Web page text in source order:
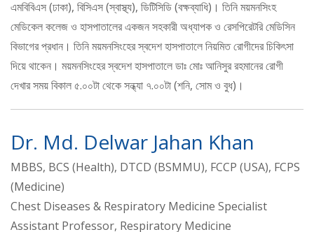
এমবিবিএস (ঢাকা), বিসিএস (স্বাস্থ্য), ডিটিসিডি (বক্ষব্যাধি)। তিনি ময়মনসিংহ
মেডিকেল কলেজ ও হাসপাতালের একজন সহকারী অধ্যাপক ও রেসপিরেটরি মেডিসিন
বিভাগের প্রধান। তিনি ময়মনসিংহের স্বদেশ হাসপাতালে নিয়মিত রোগীদের চিকিৎসা
দিয়ে থাকেন। ময়মনসিংহের স্বদেশ হাসপাতালে ডাঃ মোঃ আনিসুর রহমানের রোগী
দেখার সময় বিকাল ৫.০০টা থেকে সন্ধ্যা ৭.০০টা (শনি, সোম ও বুধ)।
Dr. Md. Delwar Jahan Khan
MBBS, BCS (Health), DTCD (BSMMU), FCCP (USA), FCPS
(Medicine)
Chest Diseases & Respiratory Medicine Specialist
Assistant Professor, Respiratory Medicine